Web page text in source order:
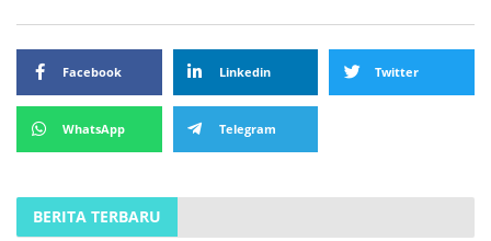
Facebook Linkedin Twitter
WhatsApp Telegram
BERITA TERBARU